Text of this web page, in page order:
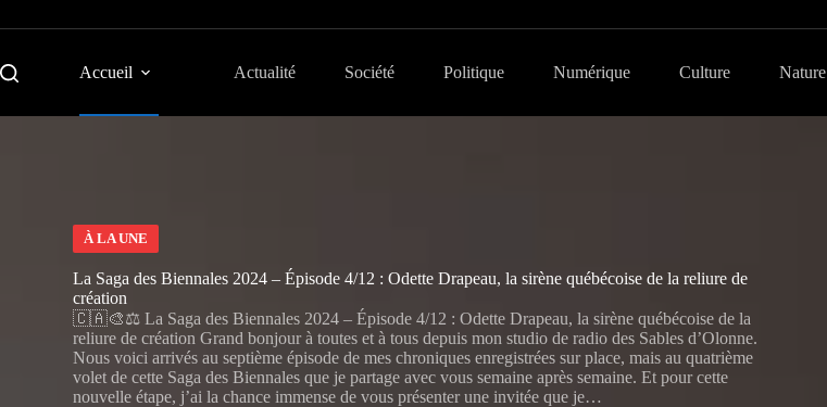
Accueil Actualité Société Politique Numérique Culture Nature
À LA UNE
La Saga des Biennales 2024 – Épisode 4/12 : Odette Drapeau, la sirène québécoise de la reliure de
création
🇨🇦🎨⚖️ La Saga des Biennales 2024 – Épisode 4/12 : Odette Drapeau, la sirène québécoise de la
reliure de création Grand bonjour à toutes et à tous depuis mon studio de radio des Sables d’Olonne.
Nous voici arrivés au septième épisode de mes chroniques enregistrées sur place, mais au quatrième
volet de cette Saga des Biennales que je partage avec vous semaine après semaine. Et pour cette
nouvelle étape, j’ai la chance immense de vous présenter une invitée que je…